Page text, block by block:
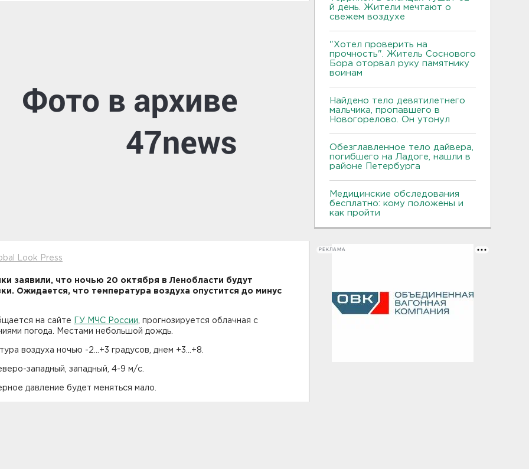
Look Press
заявили, что ночью 20 октября в Ленобласти будут
Ожидается, что температура воздуха опустится до минус
на сайте ГУ МЧС России , прогнозируется облачная с
погода. Местами небольшой дождь.
воздуха ночью -2...+3 градусов, днем +3...+8.
западный, западный, 4-9 м/с.
давление будет меняться мало.
й день. Жители мечтают о
свежем воздухе
"Хотел проверить на
прочность". Житель Соснового
Бора оторвал руку памятнику
воинам
Найдено тело девятилетнего
мальчика, пропавшего в
Новогорелово. Он утонул
Обезглавленное тело дайвера,
погибшего на Ладоге, нашли в
районе Петербурга
Медицинские обследования
бесплатно: кому положены и
как пройти
РЕКЛАМА